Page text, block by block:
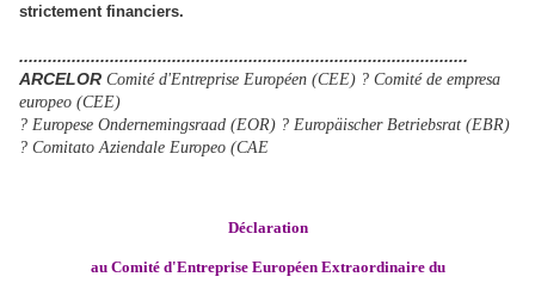
strictement financiers.
..............................................................................................
ARCELOR Comité d'Entreprise Européen (CEE) ? Comité de empresa
europeo (CEE)
? Europese Ondernemingsraad (EOR) ? Europäischer Betriebsrat (EBR)
? Comitato Aziendale Europeo (CAE
Déclaration
au Comité d'Entreprise Européen Extraordinaire du